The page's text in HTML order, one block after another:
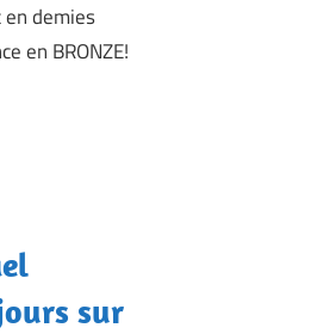
demies
en BRONZE!
sur